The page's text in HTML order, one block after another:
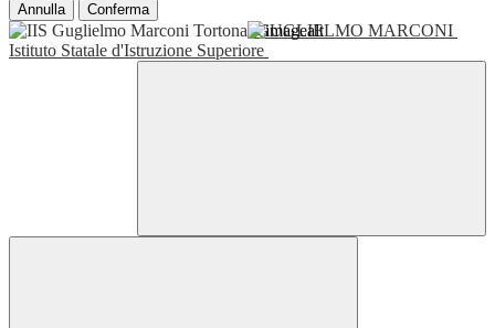
Annulla Conferma
GUGLIELMO MARCONI
Istituto Statale d'Istruzione Superiore